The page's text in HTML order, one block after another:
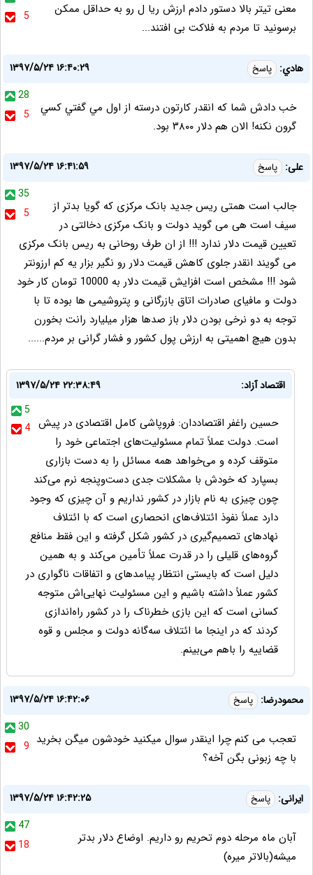
5
معنی تیتر بالا دستور دادم ارزش ریا ل رو به حداقل ممکن
برسونید تا مردم به فلاکت بی افتند...
هادي: پاسخ
۱۳۹۷/۵/۲۴ ۱۶:۴۰:۲۹
28
5
خب دادش شما كه انقدر كارتون درسته از اول مي گفتي كسي
گرون نكنه! الان هم دلار ٣٨٠٠ بود.
علی: پاسخ
۱۳۹۷/۵/۲۴ ۱۶:۴۱:۵۹
35
5
جالب است همتی ریس جدید بانک مرکزی که گویا بدتر از
سیف است هی می گوید دولت و بانک مرکزی دخالتی در
تعیین قیمت دلار ندارد !!! از ان طرف روحانی به ریس بانک مرکزی
می گویند انقدر جلوی کاهش قیمت دلار رو نگیر بزار یه کم ارزونتر
شود !!! مشخص است افزایش قیمت دلار به 10000 تومان کار خود
دولت و مافیای صادرات اتاق بازرگانی و پتروشیمی ها بوده تا با
توجه به دو نرخی بودن دلار باز صدها هزار میلیارد رانت بخورن
بدون هیچ اهمیتی به ارزش پول کشور و فشار گرانی بر مردم......
اقتصاد آزاد:
۱۳۹۷/۵/۲۴ ۲۲:۳۸:۴۹
5
4 حسین راغفر اقتصاددان: فروپاشی کامل اقتصادی در پیش
است. دولت عملاً تمام مسئولیت‌های اجتماعی خود را
متوقف کرده و می‌خواهد همه مسائل را به دست بازاری
بسپارد که خودش با مشکلات جدی دست‌وپنجه نرم می‌کند
چون چیزی به نام بازار در کشور نداریم و آن چیزی که وجود
دارد عملاً نفوذ ائتلاف‌های انحصاری است که با ائتلاف
نهادهای تصمیم‌گیری در کشور شکل گرفته و این فقط منافع
گروه‌های قلیلی را در قدرت عملاً تأمین می‌کند و به همین
دلیل است که بایستی انتظار پیامدهای و اتفاقات ناگواری در
کشور عملاً داشته باشیم و این مسئولیت نهایی‌اش متوجه
کسانی است که این بازی خطرناک را در کشور راه‌اندازی
کردند که در اینجا ما ائتلاف سه‌گانه دولت و مجلس و قوه
قضاییه را باهم می‌بینم.
محمودرضا: پاسخ
۱۳۹۷/۵/۲۴ ۱۶:۴۲:۰۶
30
9 تعجب می کنم چرا اینقدر سوال میکنید خودشون میگن بخرید
با چه زبونی بگن آخه؟
ایرانی: پاسخ
۱۳۹۷/۵/۲۴ ۱۶:۴۲:۲۵
47
18
آبان ماه مرحله دوم تحریم رو داریم. اوضاع دلار بدتر
میشه(بالاتر میره)